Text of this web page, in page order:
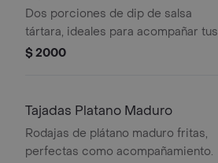
Dos porciones de dip de salsa
tártara, ideales para acompañar tus
comidas.
$ 2000
Tajadas Platano Maduro
Rodajas de plátano maduro fritas,
perfectas como acompañamiento.